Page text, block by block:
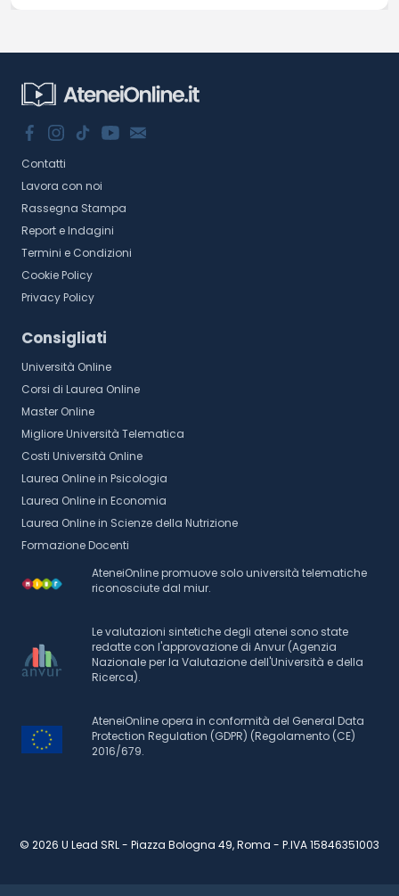
Contatti
Lavora con noi
Rassegna Stampa
Report e Indagini
Termini e Condizioni
Cookie Policy
Privacy Policy
Consigliati
Università Online
Corsi di Laurea Online
Master Online
Migliore Università Telematica
Costi Università Online
Laurea Online in Psicologia
Laurea Online in Economia
Laurea Online in Scienze della Nutrizione
Formazione Docenti
AteneiOnline promuove solo università telematiche
riconosciute dal miur.
Le valutazioni sintetiche degli atenei sono state
redatte con l'approvazione di Anvur (Agenzia
Nazionale per la Valutazione dell'Università e della
Ricerca).
AteneiOnline opera in conformità del General Data
Protection Regulation (GDPR) (Regolamento (CE)
2016/679.
© 2026 U Lead SRL - Piazza Bologna 49, Roma - P.IVA 15846351003